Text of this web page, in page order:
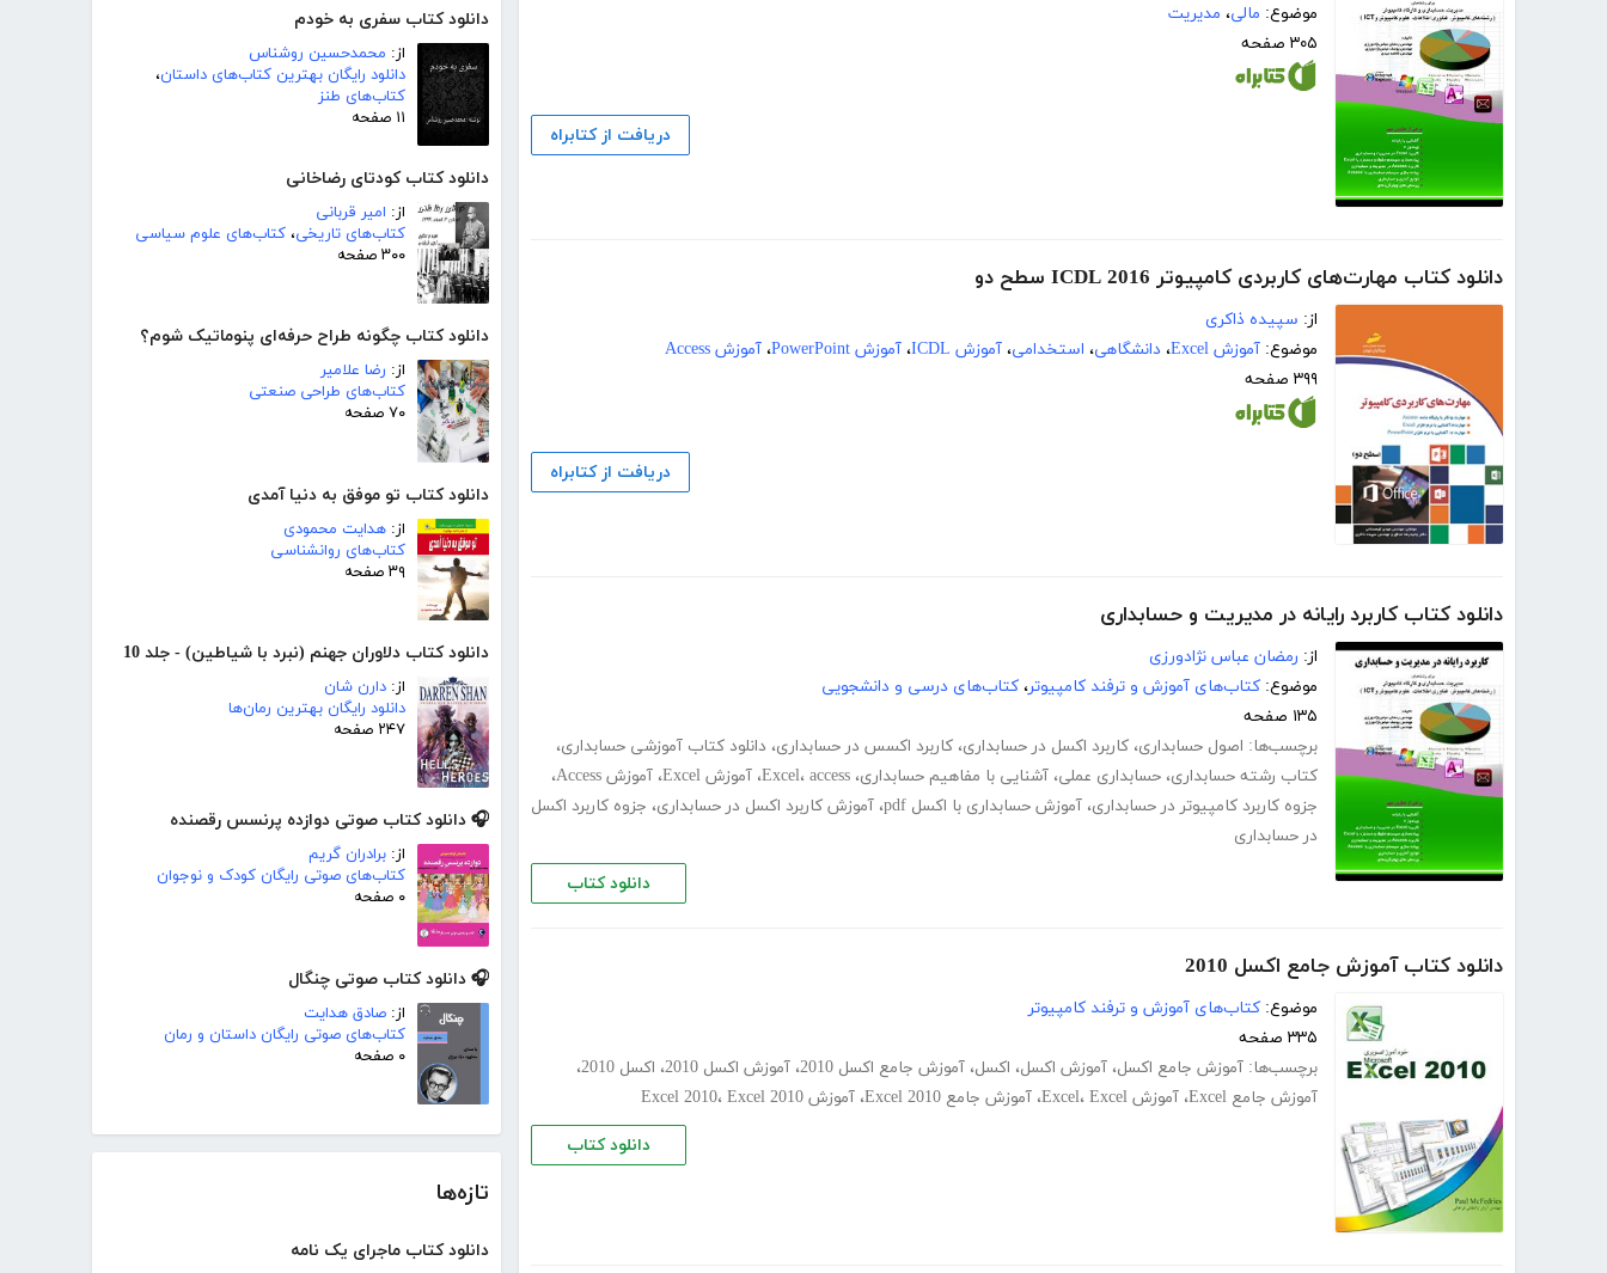
دانلود کتاب سفری به خودم
از: محمدحسین روشناس
دانلود رایگان بهترین کتاب‌های داستان،
کتاب‌های طنز
۱۱ صفحه
دانلود کتاب کودتای رضاخانی
از: امیر قربانی
کتاب‌های تاریخی، کتاب‌های علوم سیاسی
۳۰۰ صفحه
دانلود کتاب چگونه طراح حرفه‌ای پنوماتیک شوم؟
از: رضا علامیر
کتاب‌های طراحی صنعتی
۷۰ صفحه
دانلود کتاب تو موفق به دنیا آمدی
از: هدایت محمودی
کتاب‌های روانشناسی
۳۹ صفحه
دانلود کتاب دلاوران جهنم (نبرد با شیاطین) - جلد 10
از: دارن شان
دانلود رایگان بهترین رمان‌ها
۲۴۷ صفحه
🎧 دانلود کتاب صوتی دوازده پرنسس رقصنده
از: برادران گریم
کتاب‌های صوتی رایگان کودک و نوجوان
۰ صفحه
🎧 دانلود کتاب صوتی چنگال
از: صادق هدایت
کتاب‌های صوتی رایگان داستان و رمان
۰ صفحه
تازه‌ها
دانلود کتاب ماجرای یک نامه
موضوع: مالی، مدیریت
۳۰۵ صفحه
دریافت از کتابراه
دانلود کتاب مهارت‌های کاربردی کامپیوتر ICDL 2016 سطح دو
از: سپیده ذاکری
موضوع: آموزش Excel ، دانشگاهی، استخدامی، آموزش ICDL ، آموزش PowerPoint ، آموزش Access
۳۹۹ صفحه
دریافت از کتابراه
دانلود کتاب کاربرد رایانه در مدیریت و حسابداری
از: رمضان عباس نژادورزی
موضوع: کتاب‌های آموزش و ترفند کامپیوتر، کتاب‌های درسی و دانشجویی
۱۳۵ صفحه
برچسب‌ها: اصول حسابداری، کاربرد اکسل در حسابداری، کاربرد اکسس در حسابداری، دانلود کتاب آموزشی حسابداری،
کتاب رشته حسابداری، حسابداری عملی، آشنایی با مفاهیم حسابداری، Excel، access ، آموزش Excel ، آموزش Access
،
جزوه کاربرد کامپیوتر در حسابداری، آموزش حسابداری با اکسل pdf ، آموزش کاربرد اکسل در حسابداری، جزوه کاربرد اکسل
در حسابداری
دانلود کتاب
دانلود کتاب آموزش جامع اکسل 2010
موضوع: کتاب‌های آموزش و ترفند کامپیوتر
۳۳۵ صفحه
برچسب‌ها: آموزش جامع اکسل، آموزش اکسل، اکسل، آموزش جامع اکسل 2010 ، آموزش اکسل 2010 ، اکسل 2010
،
آموزش جامع Excel
، آموزش Excel ، Excel ، آموزش جامع Excel 2010 ، آموزش Excel 2010 ، Excel 2010
دانلود کتاب